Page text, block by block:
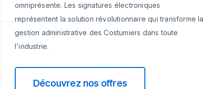
omniprésente. Les signatures électroniques
représentent la solution révolutionnaire qui transforme la
gestion administrative des Costumiers dans toute
l'industrie.
Découvrez nos offres